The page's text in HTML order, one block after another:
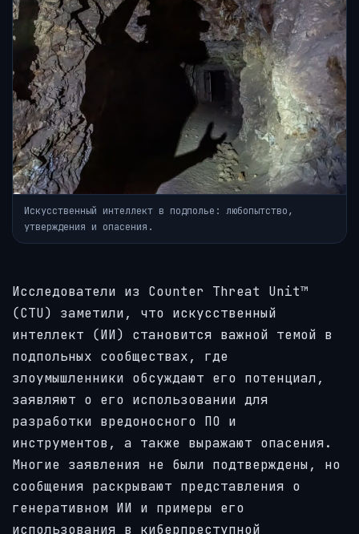
Искусственный интеллект в подполье: любопытство,
утверждения и опасения.
Исследователи из Counter Threat Unit™
(CTU) заметили, что искусственный
интеллект (ИИ) становится важной темой в
подпольных сообществах, где
злоумышленники обсуждают его потенциал,
заявляют о его использовании для
разработки вредоносного ПО и
инструментов, а также выражают опасения.
Многие заявления не были подтверждены, но
сообщения раскрывают представления о
генеративном ИИ и примеры его
использования в киберпреступной